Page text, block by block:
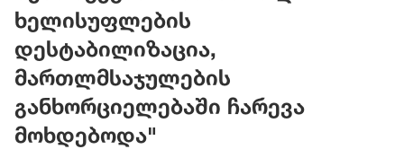
ხელისუფლების
დესტაბილიზაცია,
მართლმსაჯულების
განხორციელებაში ჩარევა
მოხდებოდა"